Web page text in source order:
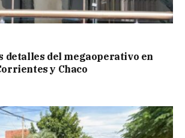
detalles del megaoperativo en
y Chaco